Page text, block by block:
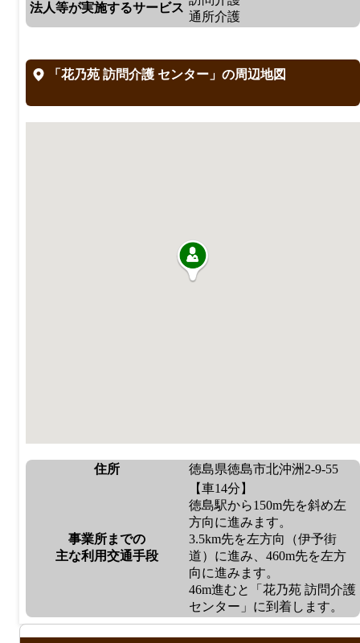
法人等が実施するサービス
通所介護
「花乃苑 訪問介護 センター」の周辺地図
住所 徳島県徳島市北沖洲2-9-55
事業所までの
主な利用交通手段
【車14分】
徳島駅から150m先を斜め左
方向に進みます。
3.5km先を左方向（伊予街
道）に進み、460m先を左方
向に進みます。
46m進むと「花乃苑 訪問介護
センター」に到着します。